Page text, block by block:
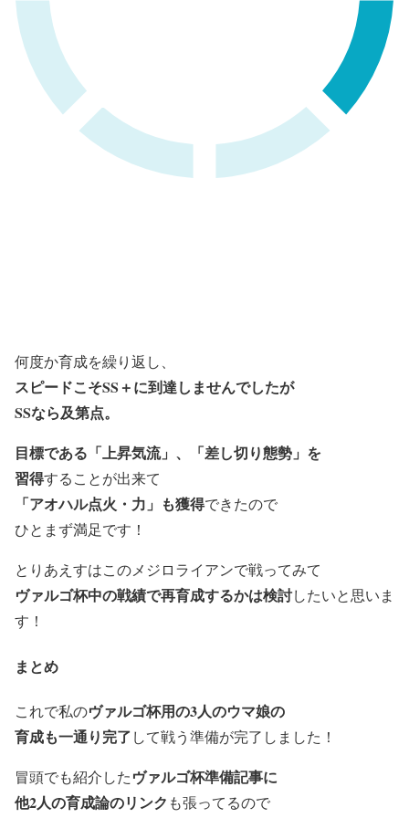
何度か育成を繰り返し、
スピードこそSS＋に到達しませんでしたが
SSなら及第点。
目標である「上昇気流」、「差し切り態勢」を
習得することが出来て
「アオハル点火・力」も獲得できたので
ひとまず満足です！
とりあえすはこのメジロライアンで戦ってみて
ヴァルゴ杯中の戦績で再育成するかは検討したいと思いま
す！
まとめ
これで私のヴァルゴ杯用の3人のウマ娘の
育成も一通り完了して戦う準備が完了しました！
冒頭でも紹介したヴァルゴ杯準備記事に
他2人の育成論のリンク も張ってるので